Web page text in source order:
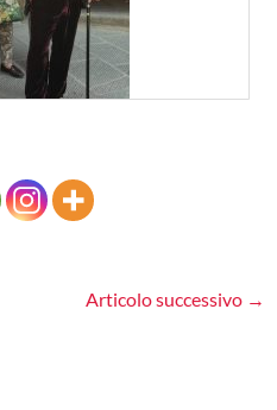
Articolo successivo →